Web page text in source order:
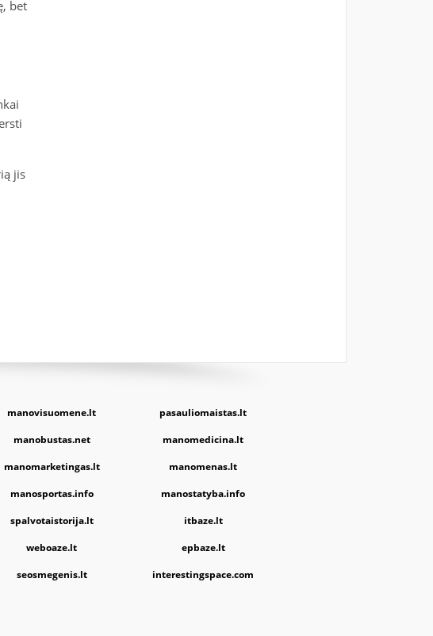
bet
jis
manovisuomene.lt
pasauliomaistas.lt
manobustas.net
manomedicina.lt
manomarketingas.lt
manomenas.lt
manosportas.info
manostatyba.info
spalvotaistorija.lt
itbaze.lt
weboaze.lt
epbaze.lt
seosmegenis.lt
interestingspace.com